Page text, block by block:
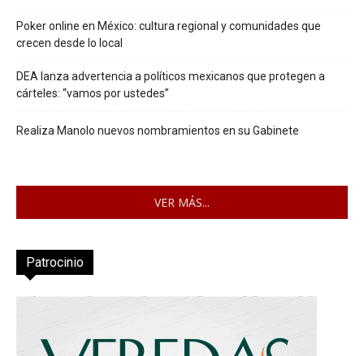
Poker online en México: cultura regional y comunidades que
crecen desde lo local
DEA lanza advertencia a políticos mexicanos que protegen a
cárteles: “vamos por ustedes”
Realiza Manolo nuevos nombramientos en su Gabinete
VER MÁS...
Patrocinio